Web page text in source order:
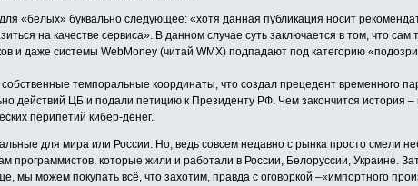
«белых» буквально следующее: «хотя данная публикация носит
на качестве сервиса». В данном случае суть заключается в том, что
и даже системы WebMoney (читай WMX) подпадают под категорию
темпоральные координаты, что создал прецедент временного
действий ЦБ и подали петицию к Президенту РФ. Чем закончится история
перипетий кибер-денег.
для мира или России. Но, ведь совсем недавно с рынка просто смели
программистов, которые жили и работали в России, Белоруссии, Украине.
мы можем покупать всё, что захотим, правда с оговоркой –«импортного